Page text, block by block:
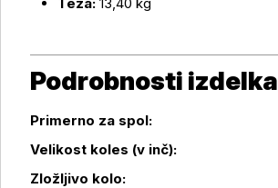
Podrobnosti izdelka
Podrobnosti izdelka
Primerno za spol:
Velikost koles (v inč):
Zložljivo kolo: